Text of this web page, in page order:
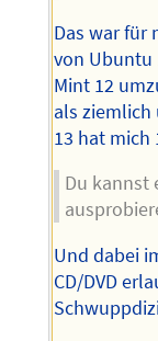
Das war für
von Ubuntu
Mint 12
als ziemlich
13 hat mich
Du kannst
Und dabei
CD/DVD